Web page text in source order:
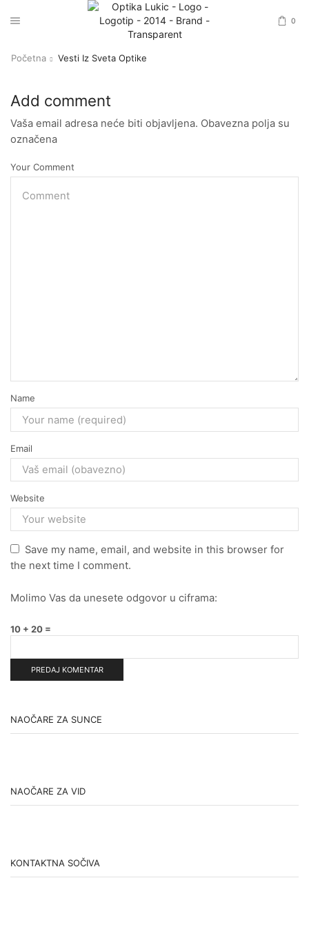
0
Početna Vesti Iz Sveta Optike
Add comment
Vaša email adresa neće biti objavljena. Obavezna polja su
označena
Your Comment
Name
Email
Website
Save my name, email, and website in this browser for
the next time I comment.
Molimo Vas da unesete odgovor u ciframa:
10 + 20 =
NAOČARE ZA SUNCE
NAOČARE ZA VID
KONTAKTNA SOČIVA